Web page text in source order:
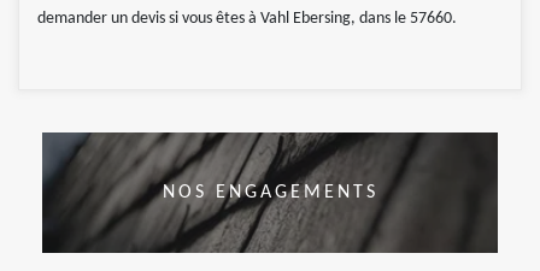
demander un devis si vous êtes à Vahl Ebersing, dans le 57660.
NOS ENGAGEMENTS